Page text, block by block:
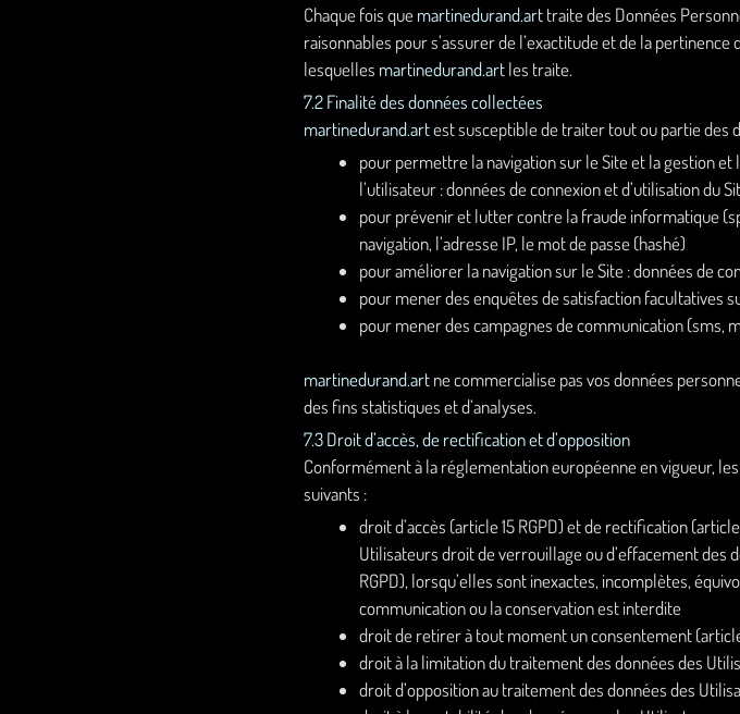
Chaque fois quemartinedurand.arttraite des Données
raisonnables pour s’assurer de l’exactitude et de la
lesquelles martinedurand.artles traite.
7.2 Finalité des données collectées
martinedurand.artest susceptible de traiter tout ou partie des
pour permettre la navigation sur le Site et la gestion
l’utilisateur : données de connexion et d’utilisation du
pour prévenir et lutter contre la fraude informatique
navigation, l’adresse IP, le mot de passe (hashé)
pour améliorer la navigation sur le Site : données de
pour mener des enquêtes de satisfaction facultatives
pour mener des campagnes de communication (sms,
martinedurand.artne commercialise pas vos données
des fins statistiques et d’analyses.
7.3 Droit d’accès, de rectification et d’opposition
Conformément à la réglementation européenne en vigueur,
suivants :
droit d’accès (article 15 RGPD) et de rectification
Utilisateurs droit de verrouillage ou d’effacement des
RGPD), lorsqu’elles sont inexactes, incomplètes,
communication ou la conservation est interdite
droit de retirer à tout moment un consentement
droit à la limitation du traitement des données des
droit d’opposition au traitement des données des